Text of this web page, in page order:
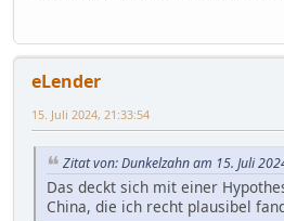
eLender
15. Juli 2024, 21:33:54
Zitat von: Dunkelzahn am 15. Juli
Das deckt sich mit einer
China, die ich recht plausibel